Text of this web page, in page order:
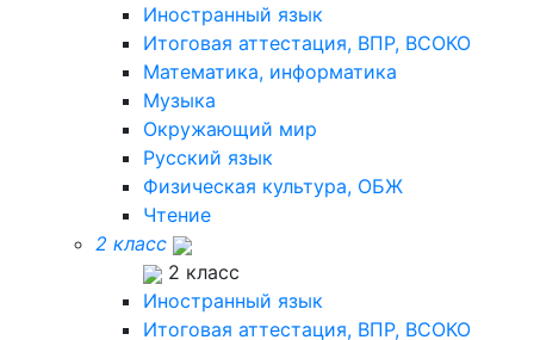
Иностранный язык
Итоговая аттестация, ВПР, ВСОКО
Математика, информатика
Музыка
Окружающий мир
Русский язык
Физическая культура, ОБЖ
Чтение
2 класс
2 класс
Иностранный язык
Итоговая аттестация, ВПР, ВСОКО